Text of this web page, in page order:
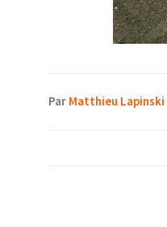
Par Matthieu Lapinski